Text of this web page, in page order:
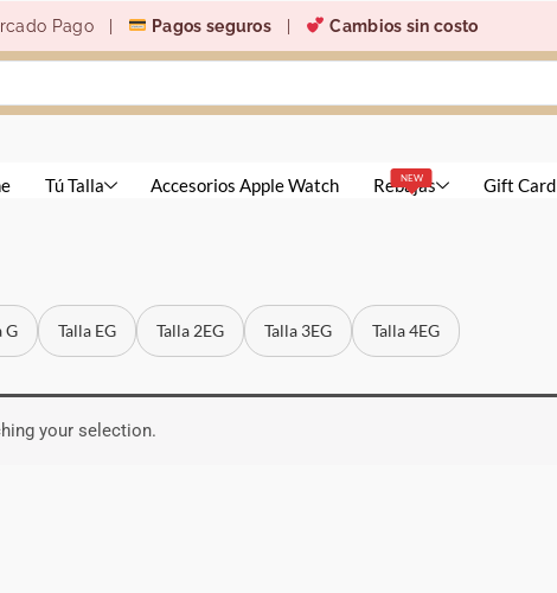
Pago | Pagos seguros Cambios sin costo
Tú Talla Accesorios Apple Watch NEW
Rebajas Gift Card
G Talla EG Talla 2EG Talla 3EG Talla 4EG
your selection.